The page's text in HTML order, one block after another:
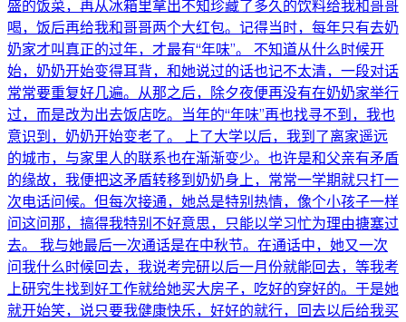
盛的饭菜，再从冰箱里拿出不知珍藏了多久的饮料给我和哥哥
喝，饭后再给我和哥哥两个大红包。记得当时，每年只有去奶
奶家才叫真正的过年，才最有“年味”。 不知道从什么时候开
始，奶奶开始变得耳背，和她说过的话也记不太清，一段对话
常常要重复好几遍。从那之后，除夕夜便再没有在奶奶家举行
过，而是改为出去饭店吃。当年的“年味”再也找寻不到，我也
意识到，奶奶开始变老了。 上了大学以后，我到了离家遥远
的城市，与家里人的联系也在渐渐变少。也许是和父亲有矛盾
的缘故，我便把这矛盾转移到奶奶身上，常常一学期就只打一
次电话问候。但每次接通，她总是特别热情，像个小孩子一样
问这问那，搞得我特别不好意思，只能以学习忙为理由搪塞过
去。 我与她最后一次通话是在中秋节。在通话中，她又一次
问我什么时候回去，我说考完研以后一月份就能回去，等我考
上研究生找到好工作就给她买大房子，吃好的穿好的。于是她
就开始笑，说只要我健康快乐，好好的就行，回去以后给我买